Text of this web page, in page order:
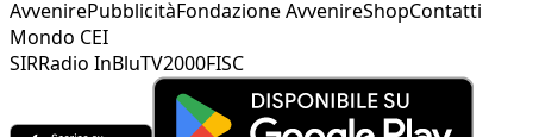
AvvenirePubblicitàFondazione AvvenireShopContatti
Mondo CEI
SIRRadio InBluTV2000FISC